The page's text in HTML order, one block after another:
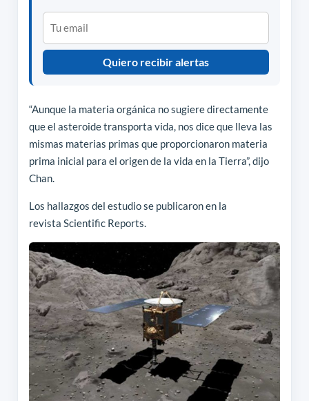
Quiero recibir alertas
“Aunque la materia orgánica no sugiere directamente
que el asteroide transporta vida, nos dice que lleva las
mismas materias primas que proporcionaron materia
prima inicial para el origen de la vida en la Tierra”, dijo
Chan.
Los hallazgos del estudio se publicaron en la
revista Scientific Reports.